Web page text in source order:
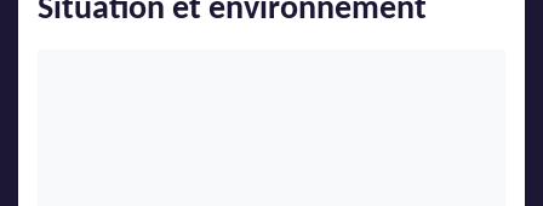
Situation et environnement